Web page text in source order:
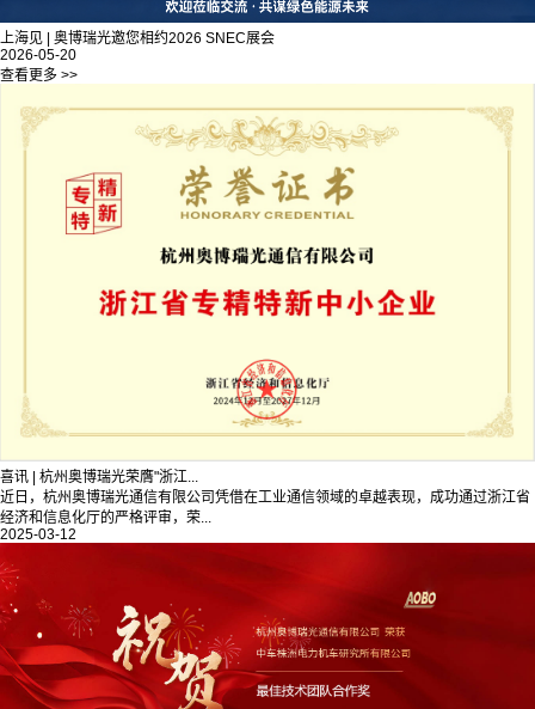
上海见 | 奥博瑞光邀您相约2026 SNEC展会
2026-05-20
查看更多 >>
喜讯 | 杭州奥博瑞光荣膺"浙江...
近日，杭州奥博瑞光通信有限公司凭借在工业通信领域的卓越表现，成功通过浙江省
经济和信息化厅的严格评审，荣...
2025-03-12